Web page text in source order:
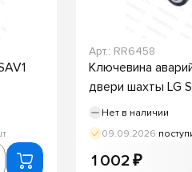
Арт.: RR6458
Ключевина
двери шахты LG
Нет в наличии
09.09.2026
1 002 ₽